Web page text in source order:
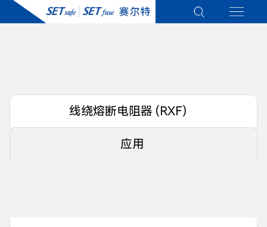
线绕熔断电阻器 (RXF)
应用